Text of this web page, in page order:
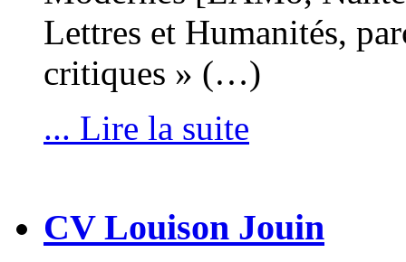
Lettres et Humanités,
critiques » (…)
... Lire la suite
CV Louison Jouin